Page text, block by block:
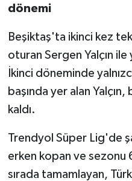
dönemi
Beşiktaş'ta ikinci kez
oturan Sergen Yalçın ile
İkinci döneminde
başında yer alan
kaldı.
Trendyol Süper Lig'de
erken kopan ve sezonu
sırada tamamlayan,